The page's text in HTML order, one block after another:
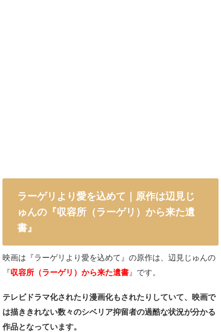
ラーゲリより愛を込めて｜原作は辺見じ
ゅんの『収容所（ラーゲリ）から来た遺
書』
映画は『ラーゲリより愛を込めて』の原作は、辺見じゅんの
『収容所（ラーゲリ）から来た遺書』です。
テレビドラマ化されたり漫画化もされたりしていて、映画で
は描ききれない数々のシベリア抑留者の過酷な状況が分かる
作品となっています。